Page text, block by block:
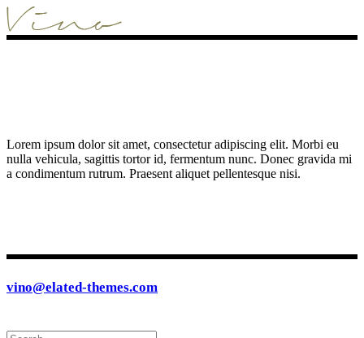
Lorem ipsum dolor sit amet, consectetur adipiscing elit. Morbi eu
nulla vehicula, sagittis tortor id, fermentum nunc. Donec gravida mi
a condimentum rutrum. Praesent aliquet pellentesque nisi.
vino@elated-themes.com